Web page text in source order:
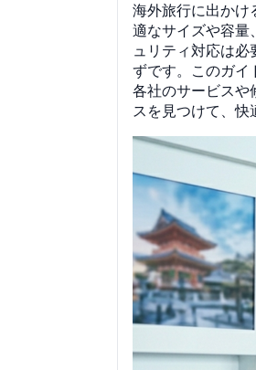
海外旅行に出かけ
適なサイズや容量
ュリティ対応は
ずです。このガイ
各社のサービスや
スを見つけて、快